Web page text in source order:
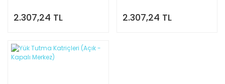
2.307,24 TL 2.307,24 TL